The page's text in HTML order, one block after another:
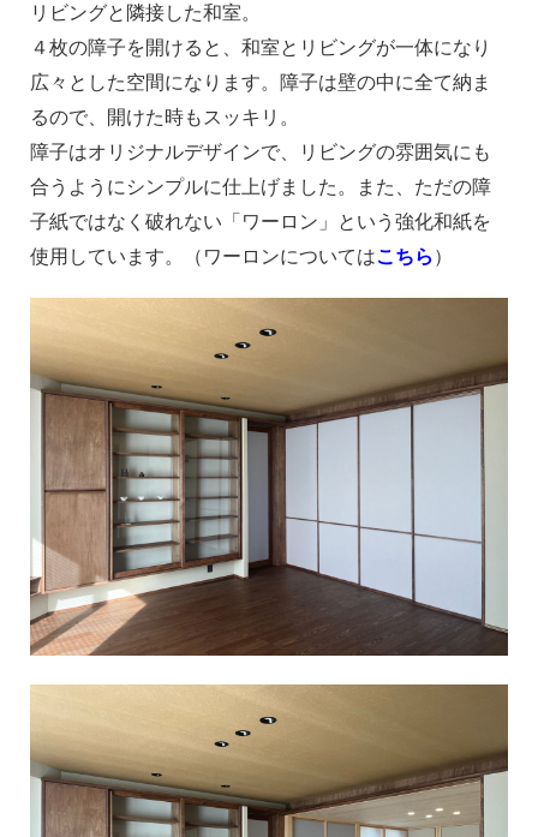
リビングと隣接した和室。
４枚の障子を開けると、和室とリビングが一体になり
広々とした空間になります。 障子は壁の中に全て納ま
るので、開けた時もスッキリ。
障子はオリジナルデザインで、リビングの雰囲気にも
合うようにシンプルに仕上げました。また、ただの障
子紙ではなく破れない「ワーロン」という強化和紙を
使用しています。（ワーロンについてはこちら ）